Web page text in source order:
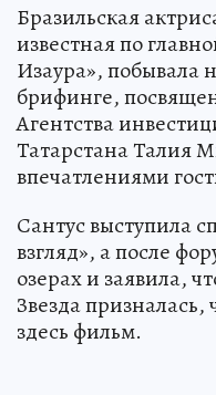
Бразильская
известная по
Изаура», побывала
брифинге,
Агентства
Татарстана Талия
впечатлениями
Сантус выступила
взгляд», а после
озерах и заявила,
Звезда призналась,
здесь фильм.